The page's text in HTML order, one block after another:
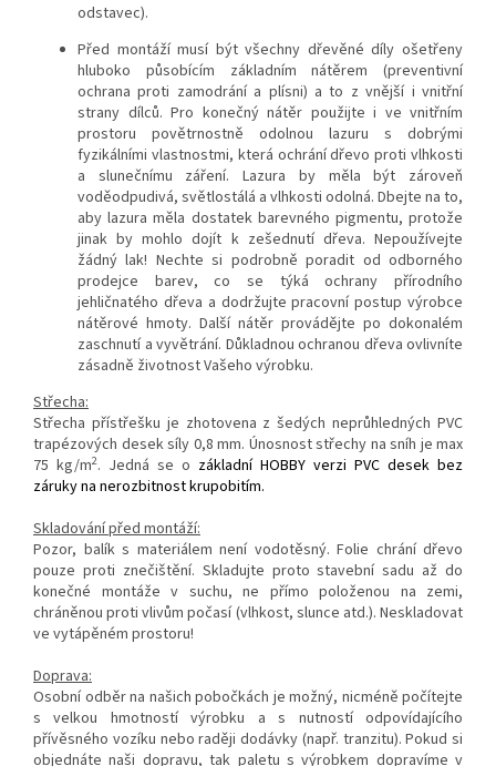
odstavec).
Před montáží musí být všechny dřevěné díly ošetřeny
hluboko působícím základním nátěrem (preventivní
ochrana proti zamodrání a plísni) a to z vnější i vnitřní
strany dílců. Pro konečný nátěr použijte i ve vnitřním
prostoru povětrnostně odolnou lazuru s dobrými
fyzikálními vlastnostmi, která ochrání dřevo proti vlhkosti
a slunečnímu záření. Lazura by měla být zároveň
voděodpudivá, světlostálá a vlhkosti odolná. Dbejte na to,
aby lazura měla dostatek barevného pigmentu, protože
jinak by mohlo dojít k zešednutí dřeva. Nepoužívejte
žádný lak! Nechte si podrobně poradit od odborného
prodejce barev, co se týká ochrany přírodního
jehličnatého dřeva a dodržujte pracovní postup výrobce
nátěrové hmoty. Další nátěr provádějte po dokonalém
zaschnutí a vyvětrání. Důkladnou ochranou dřeva ovlivníte
zásadně životnost Vašeho výrobku.
Střecha:
Střecha přístřešku je zhotovena z šedých neprůhledných PVC
trapézových desek síly 0,8 mm. Únosnost střechy na sníh je max
75 kg/m2. Jedná se o základní HOBBY verzi PVC desek bez
záruky na nerozbitnost krupobitím.
Skladování před montáží:
Pozor, balík s materiálem není vodotěsný. Folie chrání dřevo
pouze proti znečištění. Skladujte proto stavební sadu až do
konečné montáže v suchu, ne přímo položenou na zemi,
chráněnou proti vlivům počasí (vlhkost, slunce atd.). Neskladovat
ve vytápěném prostoru!
Doprava:
Osobní odběr na našich pobočkách je možný, nicméně počítejte
s velkou hmotností výrobku a s nutností odpovídajícího
přívěsného vozíku nebo raději dodávky (např. tranzitu). Pokud si
objednáte naši dopravu, tak paletu s výrobkem dopravíme v